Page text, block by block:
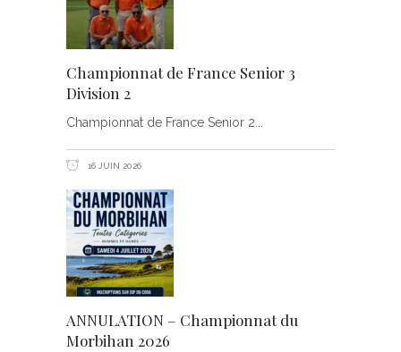
Championnat de France Senior 3
Division 2
Championnat de France Senior 2
16 JUIN 2026
ANNULATION – Championnat du
Morbihan 2026